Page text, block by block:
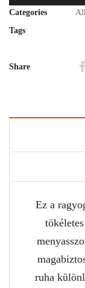
Categories
Tags
Share
Ez a
ruha